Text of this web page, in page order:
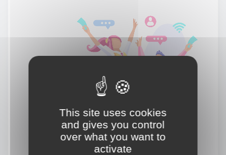
This site uses cookies
and gives you control
over what you want to
activate